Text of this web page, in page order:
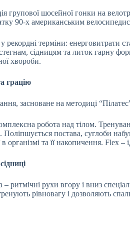
групової шосейної гонки на
90-х американським
рекордні терміни:
сідницям та литок гарну
хвороби.
грацію
засноване на методиці
робота над тілом.
постава, суглоби
організмі та її накопичення.
ритмічні рухи вгору і вниз
рівновагу і дозволяють